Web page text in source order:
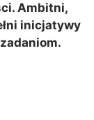
Ambitni,
inicjatywy